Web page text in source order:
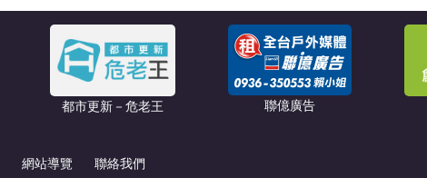
都市更新－危老王 聯億廣告
網站導覽 聯絡我們